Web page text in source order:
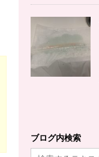
ブログ内検索